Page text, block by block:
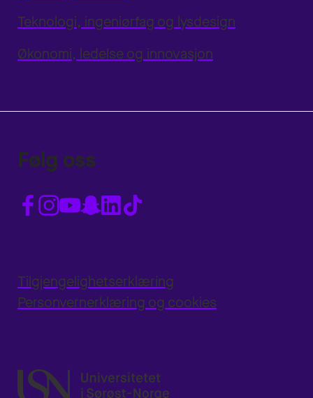
Teknologi, ingeniørfag og lysdesign
Økonomi, ledelse og innovasjon
Følg oss
Tilgjengelighetserklæring
Personvernerklæring og cookies